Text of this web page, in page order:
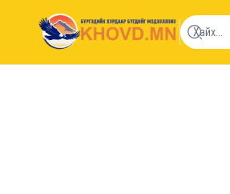
khovd.mn